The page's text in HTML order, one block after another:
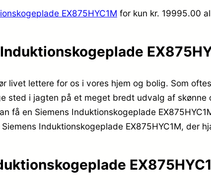
EX875HYC1M for kun kr. 19995.00
livet lettere for os i vores hjem og bolig. Som
sted i jagten på et meget bredt udvalg af
få en Siemens Induktionskogeplade
Induktionskogeplade EX875HYC1M, der